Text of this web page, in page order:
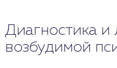
Диагностика и
возбудимой